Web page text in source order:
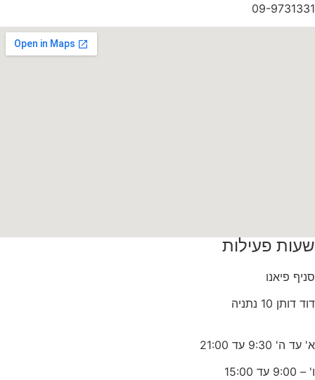
09-9731331
שעות פעילות
סניף פיאנו
דוד דותן 10 נתניה
א' עד ה' 9:30 עד 21:00
ו' – 9:00 עד 15:00